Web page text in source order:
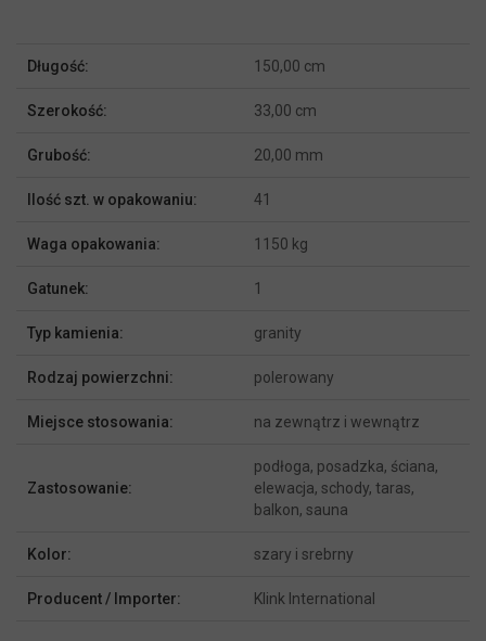
Więcej
Długość: 150,00 cm
Szerokość: 33,00 cm
Grubość: 20,00 mm
Ilość szt. w opakowaniu: 41
Waga opakowania: 1150 kg
Gatunek: 1
Typ kamienia: granity
Rodzaj powierzchni: polerowany
Miejsce stosowania: na zewnątrz i wewnątrz
Zastosowanie:
podłoga, posadzka, ściana,
elewacja, schody, taras,
balkon, sauna
Kolor: szary i srebrny
Producent / Importer: Klink International